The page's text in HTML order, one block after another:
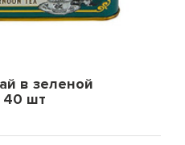
в зеленой
40 шт